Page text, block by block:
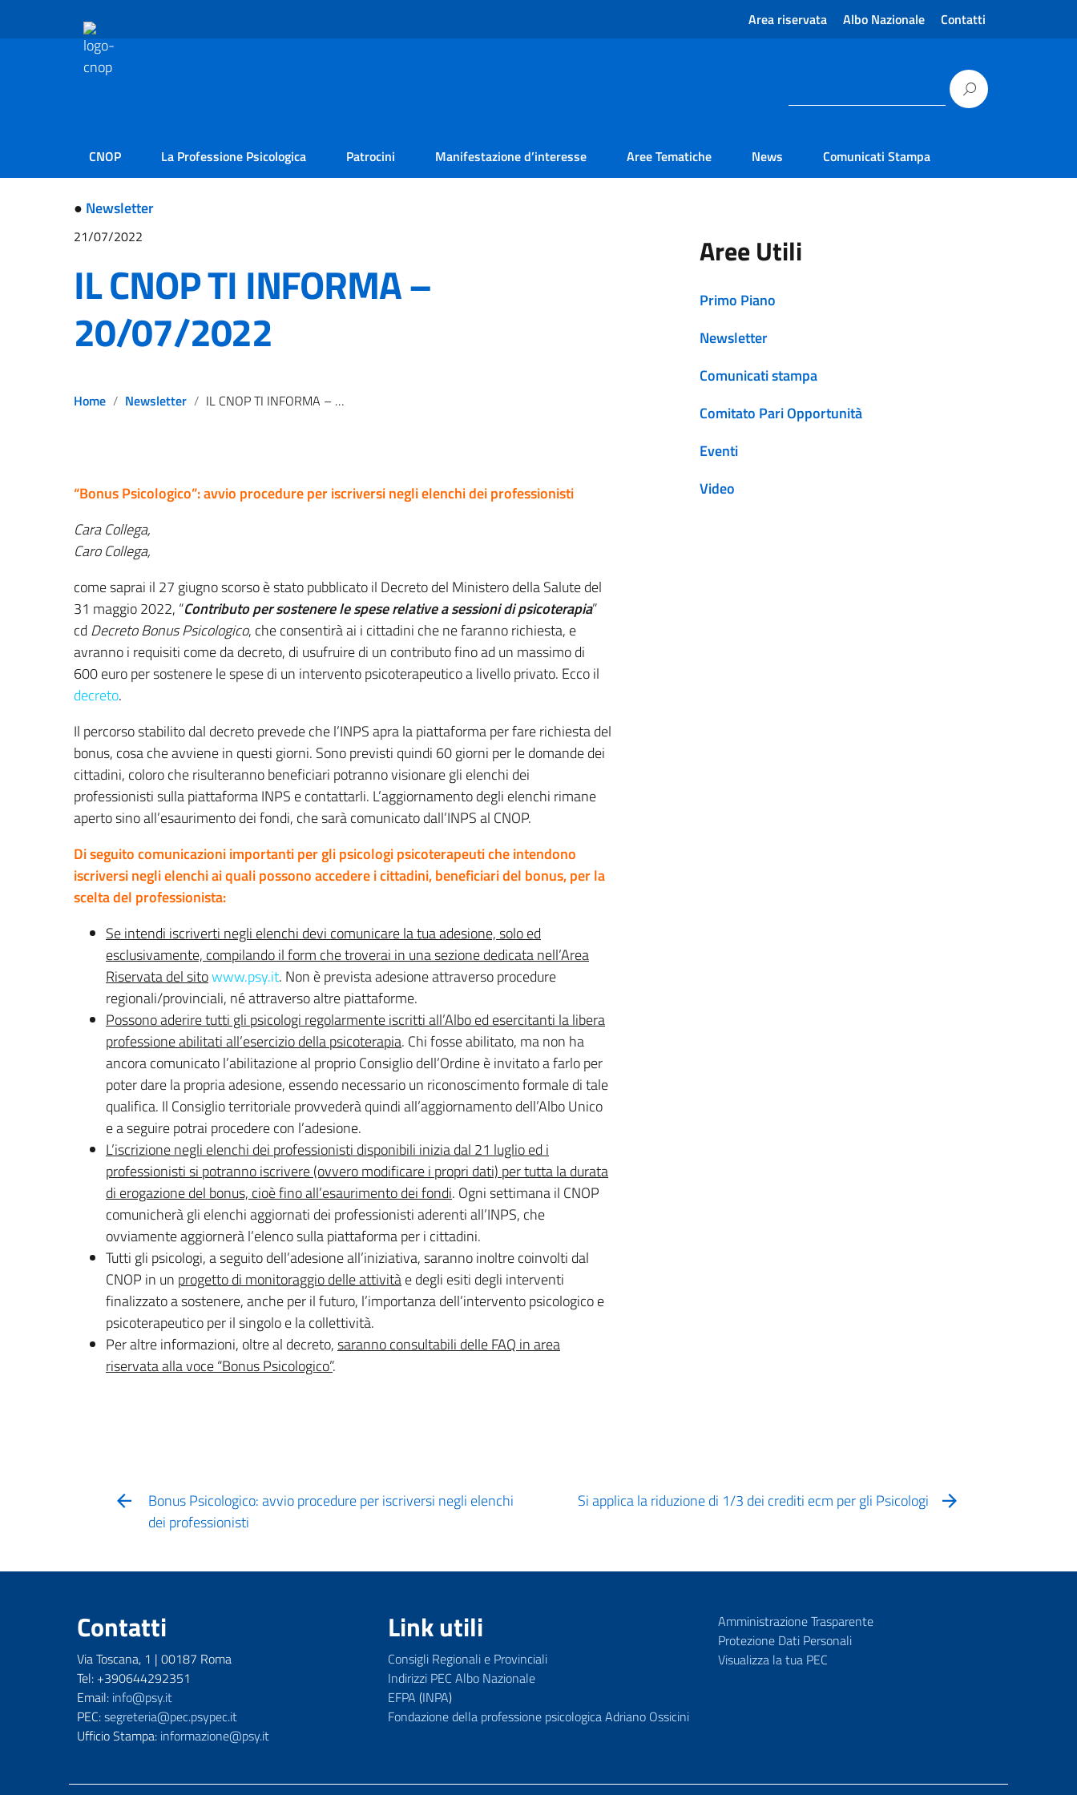
Area riservata Albo Nazionale Contatti
CNOP La Professione Psicologica Patrocini Manifestazione d’interesse Aree Tematiche News Comunicati Stampa
● Newsletter
21/07/2022
IL CNOP TI INFORMA –
20/07/2022
Home Newsletter IL CNOP TI INFORMA – 20/07/2022
“Bonus Psicologico”: avvio procedure per iscriversi negli elenchi dei professionisti
Cara Collega,
Caro Collega,
come saprai il 27 giugno scorso è stato pubblicato il Decreto del Ministero della Salute del
31 maggio 2022, “Contributo per sostenere le spese relative a sessioni di psicoterapia”
cd Decreto Bonus Psicologico, che consentirà ai i cittadini che ne faranno richiesta, e
avranno i requisiti come da decreto, di usufruire di un contributo fino ad un massimo di
600 euro per sostenere le spese di un intervento psicoterapeutico a livello privato. Ecco il
decreto.
Il percorso stabilito dal decreto prevede che l’INPS apra la piattaforma per fare richiesta del
bonus, cosa che avviene in questi giorni. Sono previsti quindi 60 giorni per le domande dei
cittadini, coloro che risulteranno beneficiari potranno visionare gli elenchi dei
professionisti sulla piattaforma INPS e contattarli. L’aggiornamento degli elenchi rimane
aperto sino all’esaurimento dei fondi, che sarà comunicato dall’INPS al CNOP.
Di seguito comunicazioni importanti per gli psicologi psicoterapeuti che intendono
iscriversi negli elenchi ai quali possono accedere i cittadini, beneficiari del bonus, per la
scelta del professionista:
Se intendi iscriverti negli elenchi devi comunicare la tua adesione, solo ed
esclusivamente, compilando il form che troverai in una sezione dedicata nell’Area
Riservata del sitowww.psy.it. Non è prevista adesione attraverso procedure
regionali/provinciali, né attraverso altre piattaforme.
Possono aderire tutti gli psicologi regolarmente iscritti all’Albo ed esercitanti la libera
professione abilitati all’esercizio della psicoterapia. Chi fosse abilitato, ma non ha
ancora comunicato l’abilitazione al proprio Consiglio dell’Ordine è invitato a farlo per
poter dare la propria adesione, essendo necessario un riconoscimento formale di tale
qualifica. Il Consiglio territoriale provvederà quindi all’aggiornamento dell’Albo Unico
e a seguire potrai procedere con l’adesione.
L’iscrizione negli elenchi dei professionisti disponibili inizia dal 21 luglio ed i
professionisti si potranno iscrivere (ovvero modificare i propri dati) per tutta la durata
di erogazione del bonus, cioè fino all’esaurimento dei fondi. Ogni settimana il CNOP
comunicherà gli elenchi aggiornati dei professionisti aderenti all’INPS, che
ovviamente aggiornerà l’elenco sulla piattaforma per i cittadini.
Tutti gli psicologi, a seguito dell’adesione all’iniziativa, saranno inoltre coinvolti dal
CNOP in un progetto di monitoraggio delle attivitàe degli esiti degli interventi
finalizzato a sostenere, anche per il futuro, l’importanza dell’intervento psicologico e
psicoterapeutico per il singolo e la collettività.
Per altre informazioni, oltre al decreto,saranno consultabili delle FAQ in area
riservata alla voce “Bonus Psicologico”.
Aree Utili
Primo Piano
Newsletter
Comunicati stampa
Comitato Pari Opportunità
Eventi
Video
Bonus Psicologico: avvio procedure per iscriversi negli elenchi
dei professionisti
Si applica la riduzione di 1/3 dei crediti ecm per gli Psicologi
Contatti
Via Toscana, 1 | 00187 Roma
Tel: +390644292351
Email: info@psy.it
PEC:segreteria@pec.psypec.it
Ufficio Stampa: informazione@psy.it
Link utili
Consigli Regionali e Provinciali
Indirizzi PEC Albo Nazionale
EFPA (INPA)
Fondazione della professione psicologica Adriano Ossicini
Amministrazione Trasparente
Protezione Dati Personali
Visualizza la tua PEC